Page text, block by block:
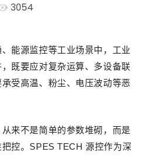
3054
能源监控等工业场景中，工业
既要应对复杂运算、多设备联
受高温、粉尘、电压波动等恶
来不是简单的参数堆砌，而是
控。 SPES TECH 源控作为深